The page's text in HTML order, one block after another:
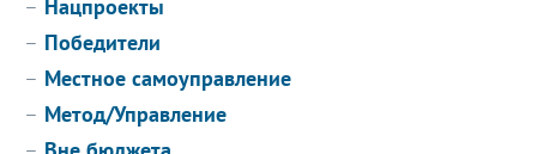
Нацпроекты
Победители
Местное самоуправление
Метод/Управление